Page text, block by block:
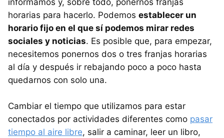
informamos y, sobre todo, ponernos franjas
horarias para hacerlo. Podemos establecer un
horario fijo en el que sí podemos mirar redes
sociales y noticias. Es posible que, para empezar,
necesitemos ponernos dos o tres franjas horarias
al día y después ir rebajando poco a poco hasta
quedarnos con solo una.
Cambiar el tiempo que utilizamos para estar
conectados por actividades diferentes como pasar
tiempo al aire libre, salir a caminar, leer un libro,